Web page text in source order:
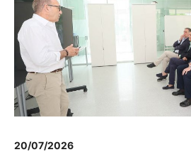
20/07/2026